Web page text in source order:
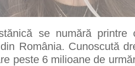
se numără printre
România. Cunoscută
peste 6 milioane de